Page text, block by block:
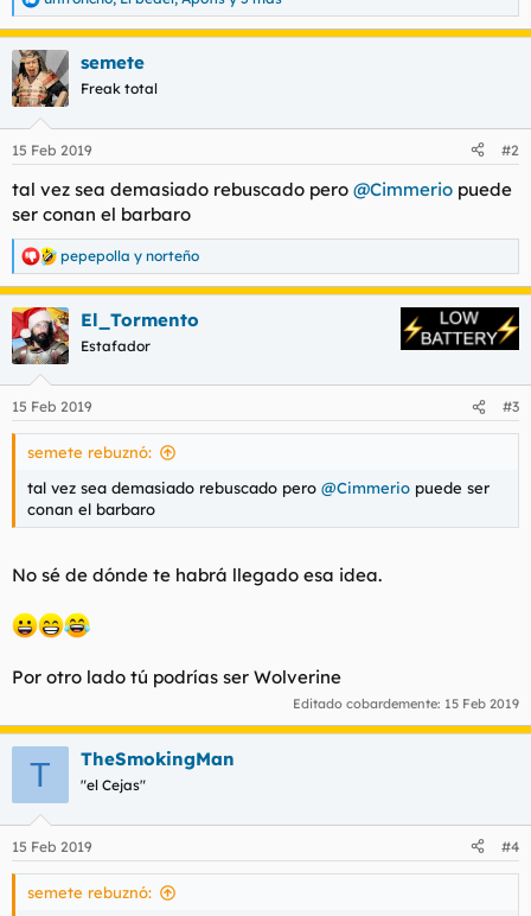
R
e
c
c
i
e
:
semete
Freak total
15 Feb 2019 #2
tal vez sea demasiado rebuscado pero @Cimmerio puede
ser conan el barbaro
R
e
a
c
c
i
e
s
pepepolla y norteño
El_Tormento
Estafador
15 Feb 2019 #3
semete rebuznó:
tal vez sea demasiado rebuscado pero @Cimmerio puede ser
conan el barbaro
No sé de dónde te habrá llegado esa idea.
Por otro lado tú podrías ser Wolverine
Editado cobardemente: 15 Feb 2019
T TheSmokingMan
"el Cejas"
15 Feb 2019 #4
semete rebuznó: